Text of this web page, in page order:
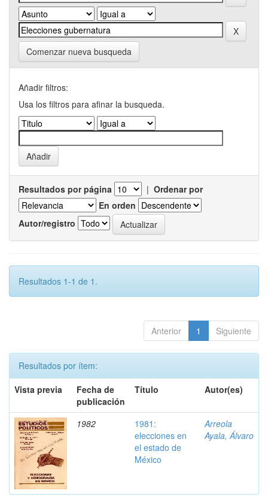
Comenzar nueva busqueda
Añadir filtros:
Usa los filtros para afinar la busqueda.
Resultados por página | Ordenar por
En orden
Autor/registro
Resultados 1-1 de 1.
Anterior 1 Siguiente
Resultados por ítem:
Vista previa
Fecha de
publicación
Título Autor(es)
1982
1981:
elecciones en
el estado de
México
Arreola
Ayala, Álvaro